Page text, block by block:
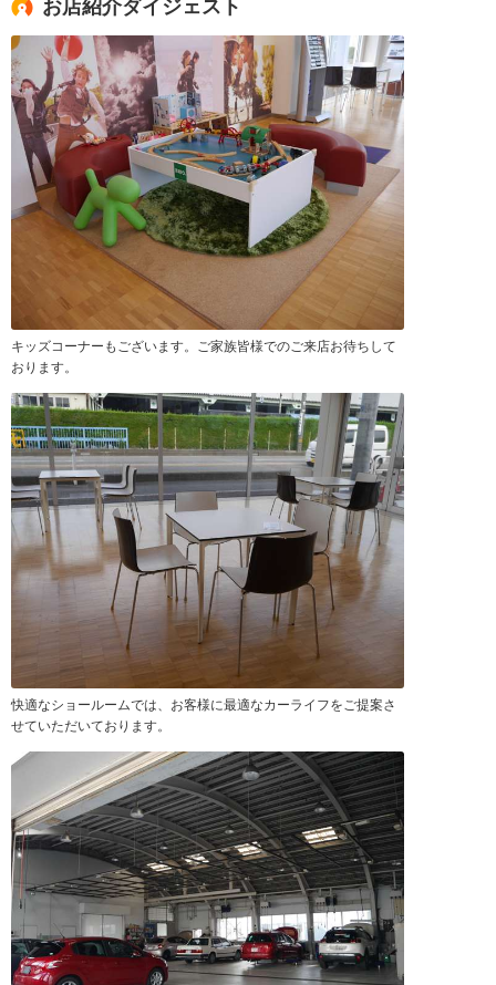
お店紹介ダイジェスト
キッズコーナーもございます。ご家族皆様でのご来店お待ちして
おります。
快適なショールームでは、お客様に最適なカーライフをご提案さ
せていただいております。